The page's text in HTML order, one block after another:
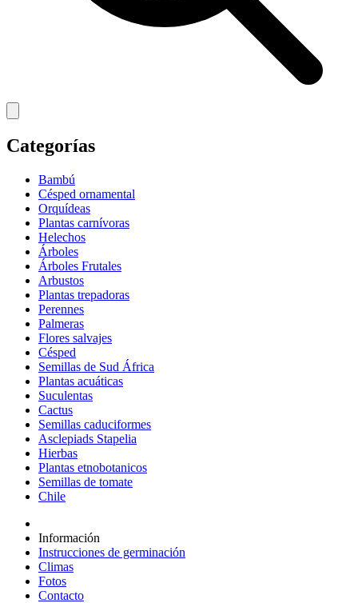
Categorías
Bambú
Césped ornamental
Orquídeas
Plantas carnívoras
Helechos
Árboles
Árboles Frutales
Arbustos
Plantas trepadoras
Perennes
Palmeras
Flores salvajes
Césped
Semillas de Sud África
Plantas acuáticas
Suculentas
Cactus
Semillas caduciformes
Asclepiads Stapelia
Hierbas
Plantas etnobotanicos
Semillas de tomate
Chile
Información
Instrucciones de germinación
Climas
Fotos
Contacto